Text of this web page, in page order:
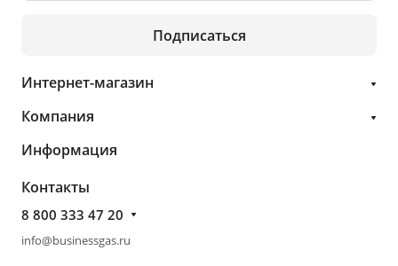
Подписаться
Интернет-магазин
Компания
Информация
Контакты
8 800 333 47 20
info@businessgas.ru